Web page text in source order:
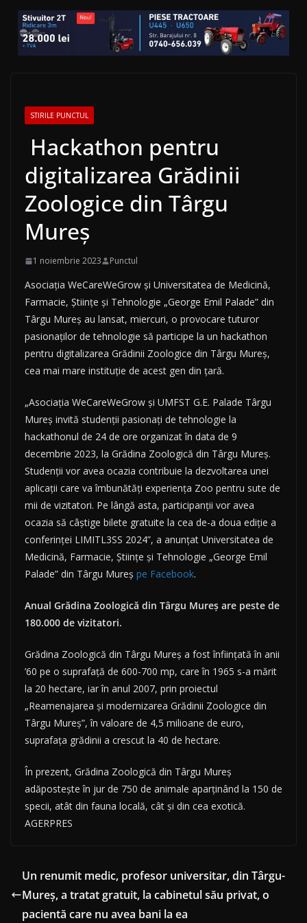
STIRILE PUNCTUL
Hackathon pentru
digitalizarea Grădinii
Zoologice din Târgu
Mureş
1 noiembrie 2023 Punctul
Asociaţia WeCareWeGrow şi Universitatea de Medicină,
Farmacie, Ştiinţe şi Tehnologie „George Emil Palade” din
Târgu Mureş au lansat, miercuri, o provocare tuturor
pasionaţilor de tehnologie să participe la un hackathon
pentru digitalizarea Grădinii Zoologice din Târgu Mureş,
cea mai mare instituţie de acest gen din ţară.
„Asociaţia WeCareWeGrow şi UMFST G.E. Palade Târgu
Mureş invită studenţii pasionaţi de tehnologie la
hackathonul de 24 de ore organizat în data de 9
decembrie 2023, la Grădina Zoologică din Târgu Mureş.
Studenţii vor avea ocazia contribuie la dezvoltarea unei
aplicaţii care va îmbunătăţi experienţa Zoo pentru sute de
mii de vizitatori. Pe lângă asta, participanţii vor avea
ocazia să câştige bilete gratuite la cea de-a doua ediţie a
conferinţei LIMITL3SS 2024”, a anunţat Universitatea de
Medicină, Farmacie, Ştiinţe şi Tehnologie „George Emil
Palade” din Târgu Mureş pe Facebook.
Anual Grădina Zoologică din Târgu Mureş are peste de
180.000 de vizitatori.
Grădina Zoologică din Târgu Mureş a fost înfiinţată în anii
’60 pe o suprafaţă de 600-700 mp, care în 1965 s-a mărit
la 20 hectare, iar în anul 2007, prin proiectul
„Reamenajarea şi modernizarea Grădinii Zoologice din
Târgu Mureş”, în valoare de 4,5 milioane de euro,
suprafaţa grădinii a crescut la 40 de hectare.
În prezent, Grădina Zoologică din Târgu Mureş
adăposteşte în jur de 750 de animale aparţinând la 150 de
specii, atât din fauna locală, cât şi din cea exotică.
AGERPRES
Un renumit medic, profesor universitar, din Târgu-
Mureş, a tratat gratuit, la cabinetul său privat, o
pacientă care nu avea bani la ea